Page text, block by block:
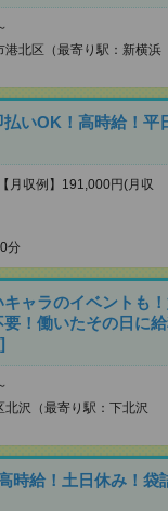
港北区（最寄り駅：新横浜
いOK！高時給！平
収例】191,000円(月収
分
ャラのイベントも
！働いたその日に
北沢（最寄り駅：下北沢
時給！土日休み！袋